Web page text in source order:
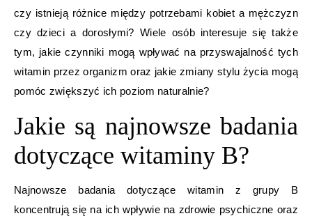
czy istnieją różnice między potrzebami kobiet a mężczyzn
czy dzieci a dorosłymi? Wiele osób interesuje się także
tym, jakie czynniki mogą wpływać na przyswajalność tych
witamin przez organizm oraz jakie zmiany stylu życia mogą
pomóc zwiększyć ich poziom naturalnie?
Jakie są najnowsze badania
dotyczące witaminy B?
Najnowsze badania dotyczące witamin z grupy B
koncentrują się na ich wpływie na zdrowie psychiczne oraz